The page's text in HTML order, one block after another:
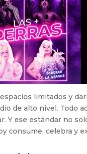
limitados y
de alto nivel. Todo
Y ese estándar no
consume, celebra y